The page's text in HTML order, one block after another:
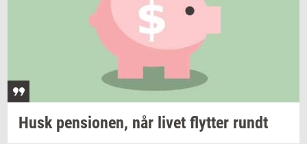
Husk pen­sio­nen, når livet flyt­ter rundt